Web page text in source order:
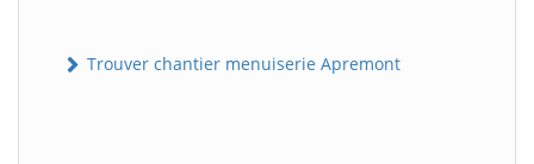
Trouver chantier menuiserie Apremont